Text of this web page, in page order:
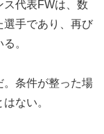
代表FWは、数
選手であり、再び
。
。条件が整った場
ない。